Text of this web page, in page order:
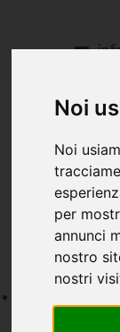
Noi
Noi
per
annunci
nostro
nostri